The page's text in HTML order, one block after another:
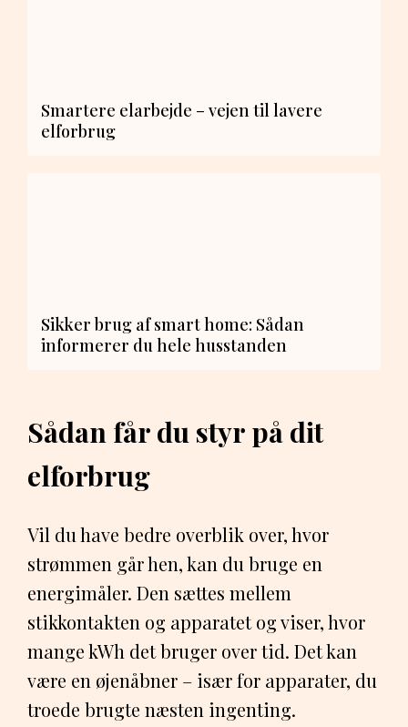
Smartere elarbejde – vejen til lavere
elforbrug
Sikker brug af smart home: Sådan
informerer du hele husstanden
Sådan får du styr på dit
elforbrug
Vil du have bedre overblik over, hvor
strømmen går hen, kan du bruge en
energimåler. Den sættes mellem
stikkontakten og apparatet og viser, hvor
mange kWh det bruger over tid. Det kan
være en øjenåbner – især for apparater, du
troede brugte næsten ingenting.